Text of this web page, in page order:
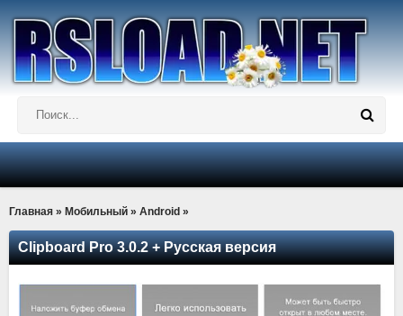
Главная » Мобильный » Android »
Clipboard Pro 3.0.2 + Русская версия